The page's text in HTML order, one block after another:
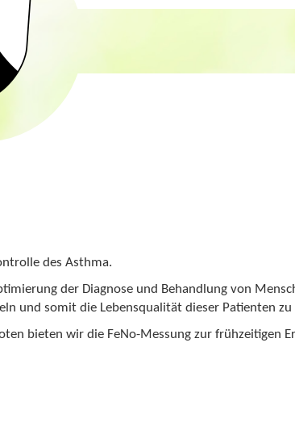
des Asthma.
der Diagnose und Behandlung von
und somit die Lebensqualität dieser Patienten zu
bieten wir die FeNo-Messung zur frühzeitigen